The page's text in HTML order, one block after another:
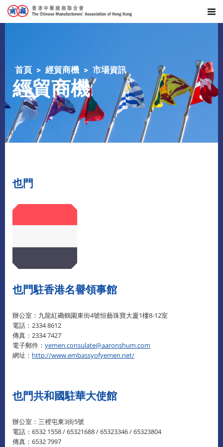
首頁 經貿商機 市場資訊
經貿商機
也門
也門駐香港名譽領事館
辦公室：九龍紅磡鶴園東街4號恒藝珠寶大廈1樓8-12室
電話：2334 8612
傳真：2334 7427
電子郵件： yemen.consulate@aaronshum.com
網址： http://www.embassyofyemen.net/
也門共和國駐華大使館
辦公室：三裡屯東3街5號
電話：6532 1558 / 65321688 / 65323346 / 65323804
傳真：6532 7997